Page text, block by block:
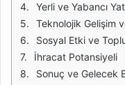
Yerli ve Yabancı
Teknolojik Gelişim
Sosyal Etki ve
İhracat Potansiyeli
Sonuç ve Gelecek